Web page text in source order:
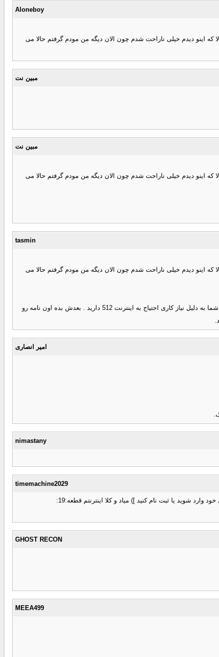
Aloneboy
شرایط بود که یکیش نوشته بود سرعت کاربران خانگی نمیتونه بیشتر از 128 باشه راستش من قصد خرید 512 داشتم و حالا که اینو دیدم خیلی ناراحت شدم چون الان دیگه من مودم گرفتم حالا می
مبین نت
مبین نت
شرایط بود که یکیش نوشته بود سرعت کاربران خانگی نمیتونه بیشتر از 128 باشه راستش من قصد خرید 512 داشتم و حالا که اینو دیدم خیلی ناراحت شدم چون الان دیگه من مودم گرفتم حالا می
tasmin
شرایط بود که یکیش نوشته بود سرعت کاربران خانگی نمیتونه بیشتر از 128 باشه راستش من قصد خرید 512 داشتم و حالا که اینو دیدم خیلی ناراحت شدم چون الان دیگه من مودم گرفتم حالا می
این نوشته روی همه جعبه مودم ها چاپ شده ، کار سختی نیست یه نامه الکی خیلی معمولی با مشخصات خودت درست کن که تو متنش توضیح داده باشه که مثلا شما به دلیل نیاز کاری احتیاج به اینترنت 512 دارید . بعدش بده اون نامه رو
امیر انصاری
nimastany
timemachine2029
GHOST RECON
MEEA499